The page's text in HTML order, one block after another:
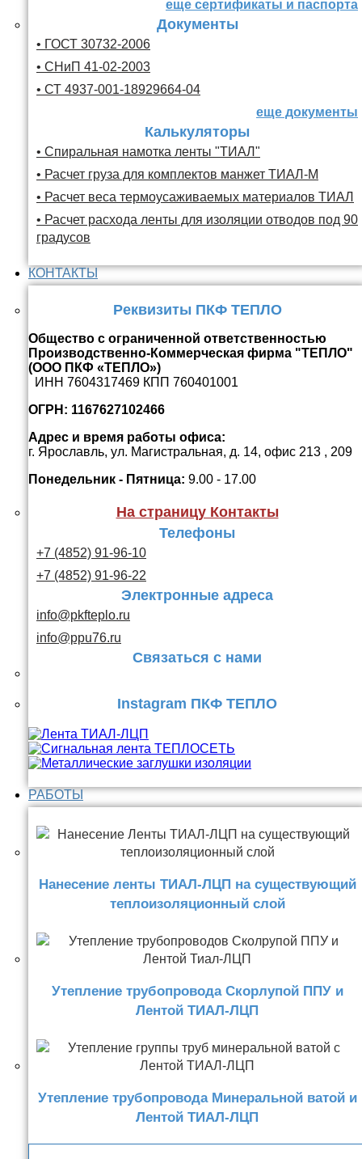
еще сертификаты и паспорта
Документы
• ГОСТ 30732-2006
• СНиП 41-02-2003
• СТ 4937-001-18929664-04
еще документы
Калькуляторы
• Спиральная намотка ленты "ТИАЛ"
• Расчет груза для комплектов манжет ТИАЛ-М
• Расчет веса термоусаживаемых материалов ТИАЛ
• Расчет расхода ленты для изоляции отводов под 90
градусов
КОНТАКТЫ
Реквизиты ПКФ ТЕПЛО
Общество с ограниченной ответственностью
Производственно-Коммерческая фирма "ТЕПЛО"
(ООО ПКФ «ТЕПЛО»)
ИНН 7604317469 КПП 760401001
ОГРН: 1167627102466
Адрес и время работы офиса:
г. Ярославль, ул. Магистральная, д. 14, офис 213 , 209
Понедельник - Пятница: 9.00 - 17.00
На страницу Контакты
Телефоны
+7 (4852) 91-96-10
+7 (4852) 91-96-22
Электронные адреса
info@pkfteplo.ru
info@ppu76.ru
Связаться с нами
Instagram ПКФ ТЕПЛО
РАБОТЫ
Нанесение ленты ТИАЛ-ЛЦП на существующий
теплоизоляционный слой
Утепление трубопровода Скорлупой ППУ и
Лентой ТИАЛ-ЛЦП
Утепление трубопровода Минеральной ватой и
Лентой ТИАЛ-ЛЦП